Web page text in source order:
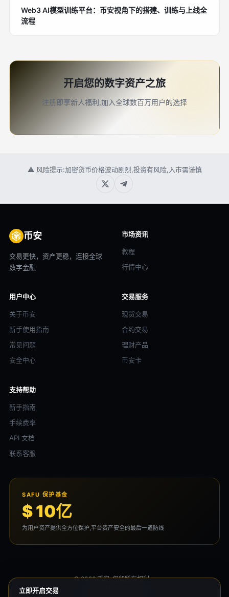
Web3 AI模型训练平台：币安视角下的搭建、训练与上线全
流程
开启您的数字资产之旅
注册即享新人福利,加入全球数百万用户的选择
⚠ 风险提示:加密货币价格波动剧烈,投资有风险,入市需谨慎
币安
交易更快，资产更稳，连接全球
数字金融
市场资讯
教程
行情中心
用户中心
关于币安
新手使用指南
常见问题
安全中心
交易服务
现货交易
合约交易
理财产品
币安卡
支持帮助
新手指南
手续费率
API 文档
联系客服
SAFU 保护基金
$ 10亿
为用户资产提供全方位保护,平台资产安全的最后一道防线
© 2026 币安. 保留所有权利。
立即开启交易